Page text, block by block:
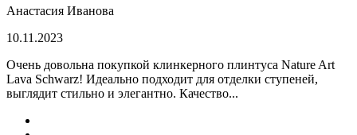
Анастасия Иванова
10.11.2023
Очень довольна покупкой клинкерного плинтуса Nature Art
Lava Schwarz! Идеально подходит для отделки ступеней,
выглядит стильно и элегантно. Качество...